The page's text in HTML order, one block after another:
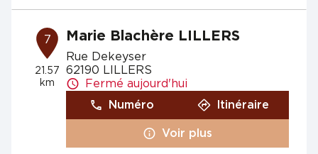
7
21.57
km
Marie Blachère LILLERS
Rue Dekeyser
62190 LILLERS
Fermé aujourd'hui
Numéro
Itinéraire
Voir plus